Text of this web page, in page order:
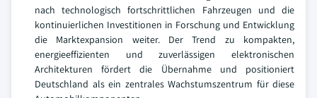
nach technologisch fortschrittlichen Fahrzeugen und die
kontinuierlichen Investitionen in Forschung und Entwicklung
die Marktexpansion weiter. Der Trend zu kompakten,
energieeffizienten und zuverlässigen elektronischen
Architekturen fördert die Übernahme und positioniert
Deutschland als ein zentrales Wachstumszentrum für diese